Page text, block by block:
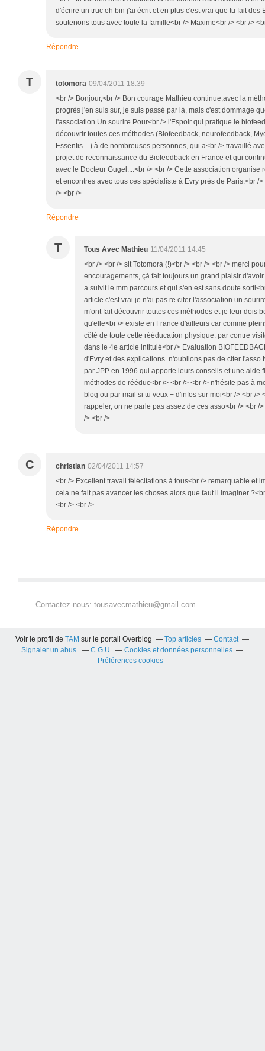
d'écrire un truc eh bin j'ai écrit et en plus c'est vrai que tu fait des
soutenons tous avec toute la famille<br /> Maxime<br /> <br />
Répondre
T totomora 09/04/2011 18:39
<br /> Bonjour,<br /> Bon courage Mathieu continue,avec la
progrès j'en suis sur, je suis passé par là, mais c'est dommage
l'association Un sourire Pour<br /> l'Espoir qui pratique le
découvrir toutes ces méthodes (Biofeedback, neurofeedback,
Essentis....) à de nombreuses personnes, qui a<br /> travaillé
projet de reconnaissance du Biofeedback en France et qui
avec le Docteur Gugel....<br /> <br /> Cette association organise
et encontres avec tous ces spécialiste à Evry près de Paris.<br /
/> <br />
Répondre
T Tous Avec Mathieu 11/04/2011 14:45
<br /> <br /> slt Totomora (!)<br /> <br /> <br /> merci
encouragements, çà fait toujours un grand plaisir
a suivit le mm parcours et qui s'en est sans doute
article c'est vrai je n'ai pas re citer l'association un
m'ont fait découvrir toutes ces méthodes et je leur dois
qu'elle<br /> existe en France d'ailleurs car comme
côté de toute cette rééducation physique. par contre
dans le 4e article intitulé<br /> Evaluation
d'Evry et des explications. n'oublions pas de citer l'asso
par JPP en 1996 qui apporte leurs conseils et une aide
méthodes de rééduc<br /> <br /> <br /> n'hésite pas à
blog ou par mail si tu veux + d'infos sur moi<br /> <br />
rappeler, on ne parle pas assez de ces asso<br /> <br /
/> <br />
C christian 02/04/2011 14:57
<br /> Excellent travail félécitations à tous<br /> remarquable et
cela ne fait pas avancer les choses alors que faut il imaginer
<br /> <br />
Répondre
Contactez-nous: tousavecmathieu@gmail.com
Voir le profil deTAM sur le portail Overblog Top articles
Contact
Signaler un abus
C.G.U.
Cookies et données personnelles
Préférences cookies